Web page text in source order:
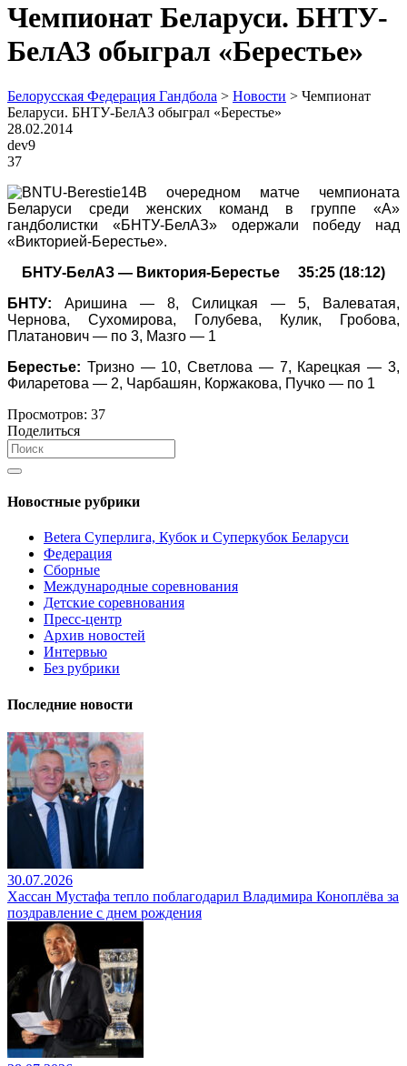
Чемпионат Беларуси. БНТУ-
БелАЗ обыграл «Берестье»
Белорусская Федерация Гандбола > Новости > Чемпионат
Беларуси. БНТУ-БелАЗ обыграл «Берестье»
28.02.2014
dev9
37
В очередном матче чемпионата
Беларуси среди женских команд в группе «А»
гандболистки «БНТУ-БелАЗ» одержали победу над
«Викторией-Берестье».
БНТУ-БелАЗ — Виктория-Берестье 35:25 (18:12)
БНТУ: Аришина — 8, Силицкая — 5, Валеватая,
Чернова, Сухомирова, Голубева, Кулик, Гробова,
Платанович — по 3, Мазго — 1
Берестье: Тризно — 10, Светлова — 7, Карецкая — 3,
Филаретова — 2, Чарбашян, Коржакова, Пучко — по 1
Просмотров: 37
Поделиться
Новостные рубрики
Betera Суперлига, Кубок и Суперкубок Беларуси
Федерация
Сборные
Международные соревнования
Детские соревнования
Пресс-центр
Архив новостей
Интервью
Без рубрики
Последние новости
30.07.2026
Хассан Мустафа тепло поблагодарил Владимира Коноплёва за
поздравление с днем рождения